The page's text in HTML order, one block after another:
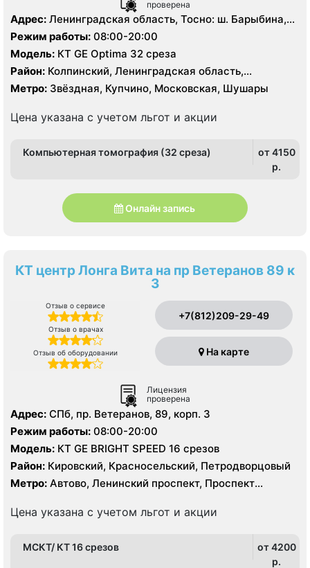
проверена
Адрес: Ленинградская область, Тосно: ш. Барыбина,
29
Режим работы: 08:00-20:00
Модель: КТ GE Optima 32 среза
Район: Колпинский, Ленинградская область,
Московский, Пушкинский
Метро: Звёздная, Купчино, Московская, Шушары
Цена указана с учетом льгот и акции
Компьютерная томография (32 среза)
от 4150
p.
Онлайн запись
КТ центр Лонга Вита на пр Ветеранов 89 к
3
Отзыв о сервисе
Отзыв о врачах
Отзыв об оборудовании
+7(812)209-29-49
На карте
Лицензия
проверена
Адрес: СПб, пр. Ветеранов, 89, корп. 3
Режим работы: 08:00-20:00
Модель: КТ GE BRIGHT SPEED 16 срезов
Район: Кировский, Красносельский, Петродворцовый
Метро: Автово, Ленинский проспект, Проспект
Цена указана с учетом льгот и акции
МСКТ/ КТ 16 срезов
от 4200
p.